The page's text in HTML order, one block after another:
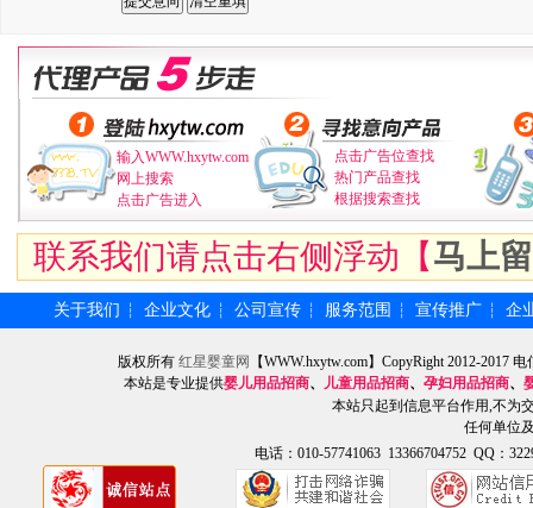
输入WWW.hxytw.com
网上搜索
点击广告进入
点击广告位查找
热门产品查找
根据搜索查找
联系我们请点击右侧浮动【马上
关于我们 ┆ 企业文化 ┆ 公司宣传 ┆ 服务范围 ┆ 宣传推广 ┆ 企
版权所有 红星婴童网
【WWW.hxytw.com】CopyRight 2012-2017
本站是专业提供婴儿用品招商、 儿童用品招商、 孕妇用品招商、
本站只起到信息平台作用,不为
任何单位
电话：010-57741063 13366704752 QQ：